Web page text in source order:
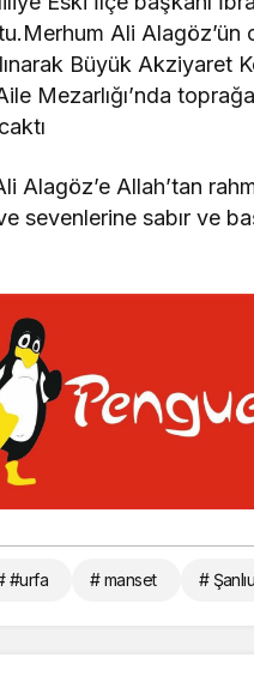
Ali Alagöz’ün
Büyük Akziyaret
Mezarlığı’nda
Alagöz’e Allah’tan
sevenlerine sabır ve
#urfa # manset #